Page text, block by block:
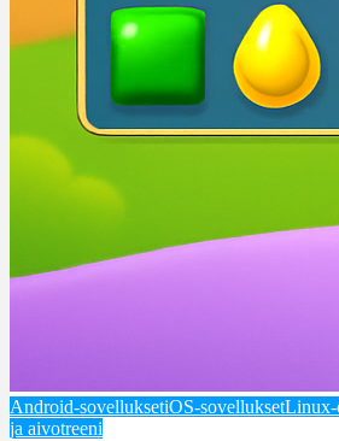
Android-sovelluksetiOS-sovelluksetLinux-
ja aivotreeni